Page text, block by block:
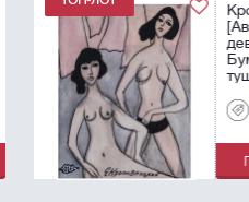
Е.Л.
Две
1977.
акварель,
- 33,5х25,5 см.
Эстимейт:
перейти к лоту